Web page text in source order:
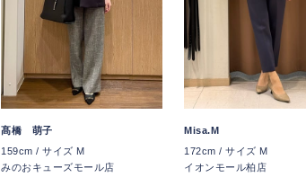
髙橋 萌子
159cm / サイズ M
みのおキューズモール店
Misa.M
172cm / サイズ M
イオンモール柏店